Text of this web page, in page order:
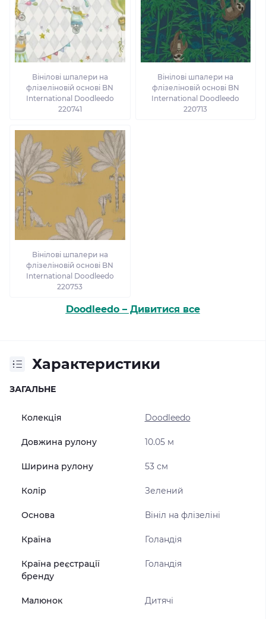
Вінілові шпалери на
флізеліновій основі BN
International Doodleedo
220741
Вінілові шпалери на
флізеліновій основі BN
International Doodleedo
220713
Вінілові шпалери на
флізеліновій основі BN
International Doodleedo
220753
Doodleedo – Дивитися все
Характеристики
ЗАГАЛЬНЕ
Колекція Doodleedo
Довжина рулону 10.05 м
Ширина рулону 53 см
Колір Зелений
Основа Вініл на флізеліні
Країна Голандія
Країна реєстрації
бренду
Голандія
Малюнок Дитячі